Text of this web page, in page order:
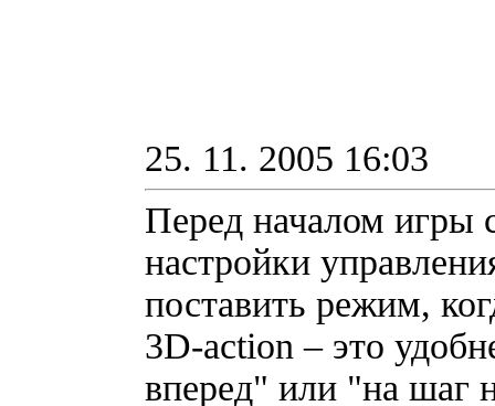
25. 11. 2005 16:03
Перед началом игры
настройки
поставить режим,
3D-action – это
вперед" или "на шаг